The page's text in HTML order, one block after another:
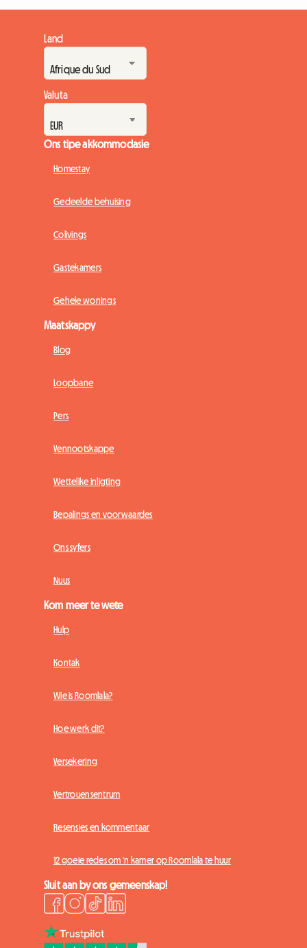
Land
Valuta
Ons tipe akkommodasie
Homestay
Gedeelde behuising
Colivings
Gastekamers
Gehele wonings
Maatskappy
Blog
Loopbane
Pers
Vennootskappe
Wettelike inligting
Bepalings en voorwaardes
Ons syfers
Nuus
Kom meer te wete
Hulp
Kontak
Wie is Roomlala?
Hoe werk dit?
Versekering
Vertrouensentrum
Resensies en kommentaar
12 goeie redes om 'n kamer op Roomlala te huur
Sluit aan by ons gemeenskap!